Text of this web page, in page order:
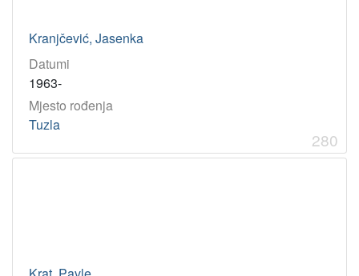
Kranjčević, Jasenka
Datumi
1963-
Mjesto rođenja
Tuzla
280